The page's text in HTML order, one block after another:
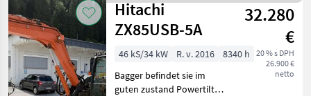
Hitachi
VYBRAŤ
KATEGÓRIU
Hitachi
Hitachi
ZX85USB-5A
32.280
€
20 % s DPH
26.900 €
netto
46 kS/34 kW R. v. 2016
8340 h
Bagger befindet sie im
guten zustand Powertilt